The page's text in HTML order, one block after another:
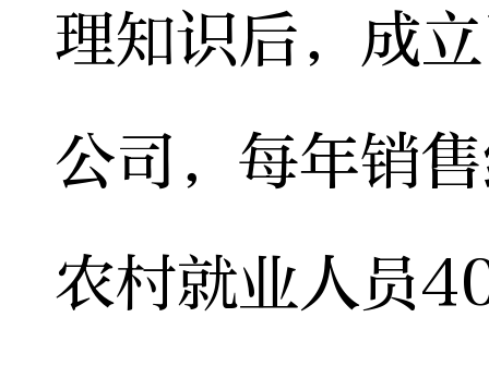
理知识后，成
公司，每年销
农村就业人员